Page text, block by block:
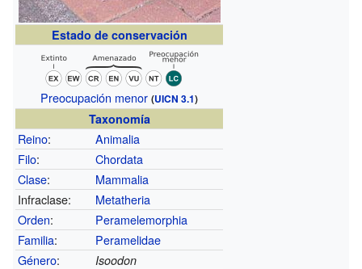
Estado de conservación
Preocupación menor (UICN 3.1)
Taxonomía
Reino:
Animalia
Filo:
Chordata
Clase:
Mammalia
Infraclase:
Metatheria
Orden:
Peramelemorphia
Familia:
Peramelidae
Género: Isoodon